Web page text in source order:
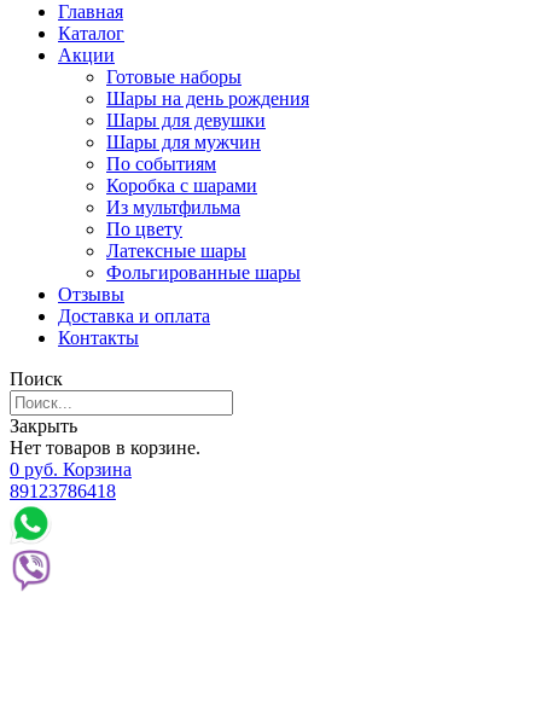
Главная
Каталог
Акции
Готовые наборы
Шары на день рождения
Шары для девушки
Шары для мужчин
По событиям
Коробка с шарами
Из мультфильма
По цвету
Латексные шары
Фольгированные шары
Отзывы
Доставка и оплата
Контакты
Поиск
Закрыть
Нет товаров в корзине.
0 руб. Корзина
89123786418